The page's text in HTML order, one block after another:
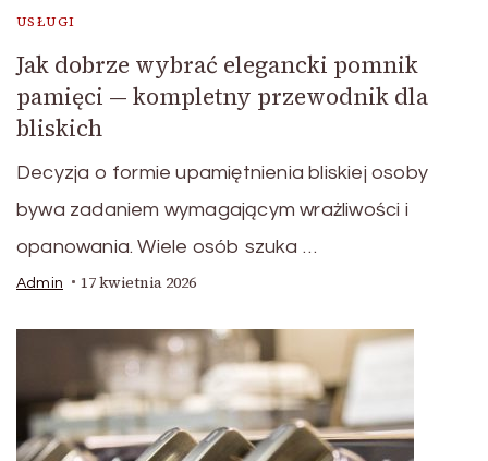
USŁUGI
Jak dobrze wybrać elegancki pomnik
pamięci — kompletny przewodnik dla
bliskich
Decyzja o formie upamiętnienia bliskiej osoby
bywa zadaniem wymagającym wrażliwości i
opanowania. Wiele osób szuka …
Admin 17 kwietnia 2026